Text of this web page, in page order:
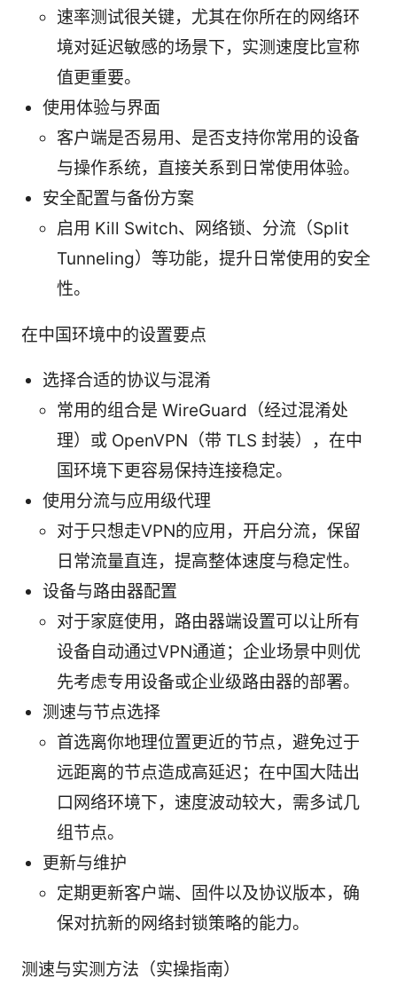
速率测试很关键，尤其在你所在的网络环
境对延迟敏感的场景下，实测速度比宣称
值更重要。
使用体验与界面
客户端是否易用、是否支持你常用的设备
与操作系统，直接关系到日常使用体验。
安全配置与备份方案
启用 Kill Switch、网络锁、分流（Split
Tunneling）等功能，提升日常使用的安全
性。
在中国环境中的设置要点
选择合适的协议与混淆
常用的组合是 WireGuard（经过混淆处
理）或 OpenVPN（带 TLS 封装），在中
国环境下更容易保持连接稳定。
使用分流与应用级代理
对于只想走VPN的应用，开启分流，保留
日常流量直连，提高整体速度与稳定性。
设备与路由器配置
对于家庭使用，路由器端设置可以让所有
设备自动通过VPN通道；企业场景中则优
先考虑专用设备或企业级路由器的部署。
测速与节点选择
首选离你地理位置更近的节点，避免过于
远距离的节点造成高延迟；在中国大陆出
口网络环境下，速度波动较大，需多试几
组节点。
更新与维护
定期更新客户端、固件以及协议版本，确
保对抗新的网络封锁策略的能力。
测速与实测方法（实操指南）